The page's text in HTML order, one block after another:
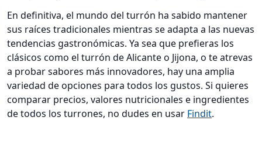
En definitiva, el mundo del turrón ha sabido mantener
sus raíces tradicionales mientras se adapta a las nuevas
tendencias gastronómicas. Ya sea que prefieras los
clásicos como el turrón de Alicante o Jijona, o te atrevas
a probar sabores más innovadores, hay una amplia
variedad de opciones para todos los gustos. Si quieres
comparar precios, valores nutricionales e ingredientes
de todos los turrones, no dudes en usar Findit.